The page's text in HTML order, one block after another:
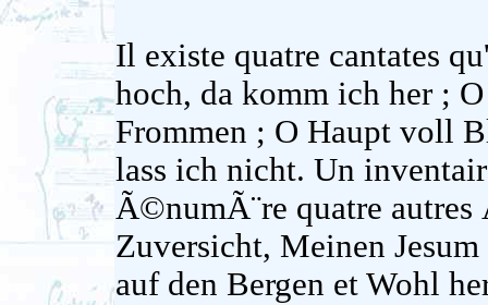
Il existe quatre cantates
hoch, da komm ich her ;
Frommen ; O Haupt voll
lass ich nicht. Un
Ã©numÃ¨re quatre autres
Zuversicht, Meinen
auf den Bergen et Wohl